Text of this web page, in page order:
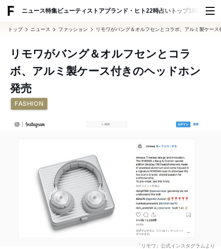
ニュース特集ビューティ ストアブランド・ヒト22時占い トップ100 スナッ
トップ ニュース ファッション リモワがバング＆オルフセンとコラボ、アルミ製ケー
リモワがバング＆オルフセンとコラ
ボ、アルミ製ケース付きのヘッドホン
発売
FASHION
「リモワ」公式インスタグラムより